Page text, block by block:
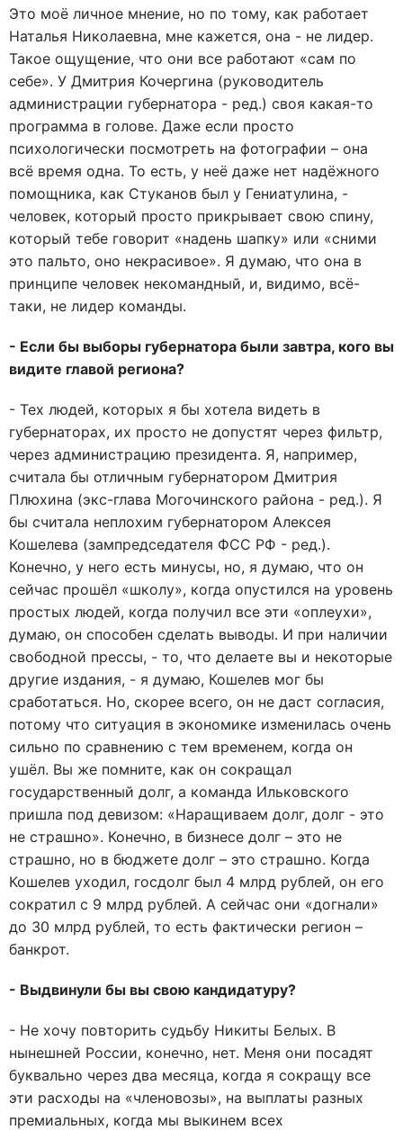
Это моё личное мнение, но по тому, как работает
Наталья Николаевна, мне кажется, она - не лидер.
Такое ощущение, что они все работают «сам по
себе». У Дмитрия Кочергина (руководитель
администрации губернатора - ред.) своя какая-то
программа в голове. Даже если просто
психологически посмотреть на фотографии – она
всё время одна. То есть, у неё даже нет надёжного
помощника, как Стуканов был у Гениатулина, -
человек, который просто прикрывает свою спину,
который тебе говорит «надень шапку» или «сними
это пальто, оно некрасивое». Я думаю, что она в
принципе человек некомандный, и, видимо, всё-
таки, не лидер команды.
- Если бы выборы губернатора были завтра, кого вы
видите главой региона?
- Тех людей, которых я бы хотела видеть в
губернаторах, их просто не допустят через фильтр,
через администрацию президента. Я, например,
считала бы отличным губернатором Дмитрия
Плюхина (экс-глава Могочинского района - ред.). Я
бы считала неплохим губернатором Алексея
Кошелева (зампредседателя ФСС РФ - ред.).
Конечно, у него есть минусы, но, я думаю, что он
сейчас прошёл «школу», когда опустился на уровень
простых людей, когда получил все эти «оплеухи»,
думаю, он способен сделать выводы. И при наличии
свободной прессы, - то, что делаете вы и некоторые
другие издания, - я думаю, Кошелев мог бы
сработаться. Но, скорее всего, он не даст согласия,
потому что ситуация в экономике изменилась очень
сильно по сравнению с тем временем, когда он
ушёл. Вы же помните, как он сокращал
государственный долг, а команда Ильковского
пришла под девизом: «Наращиваем долг, долг - это
не страшно». Конечно, в бизнесе долг – это не
страшно, но в бюджете долг – это страшно. Когда
Кошелев уходил, госдолг был 4 млрд рублей, он его
сократил с 9 млрд рублей. А сейчас они «догнали»
до 30 млрд рублей, то есть фактически регион –
банкрот.
- Выдвинули бы вы свою кандидатуру?
- Не хочу повторить судьбу Никиты Белых. В
нынешней России, конечно, нет. Меня они посадят
буквально через два месяца, когда я сокращу все
эти расходы на «членовозы», на выплаты разных
премиальных, когда мы выкинем всех